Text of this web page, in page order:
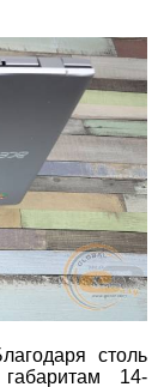
столь
14-